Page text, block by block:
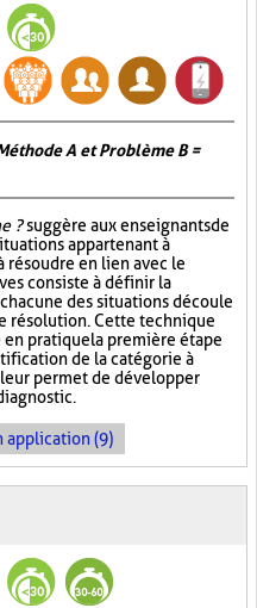
A et Problème B =
?suggère aux enseignants de
appartenant à
résoudre en lien avec le
consiste à définir la
des situations découle
résolution. Cette technique
pratique la première étape
de la catégorie à
permet de développer
application (9)